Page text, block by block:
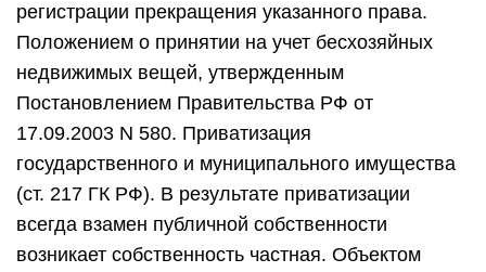
регистрации прекращения указанного права.
Положением о принятии на учет бесхозяйных
недвижимых вещей, утвержденным
Постановлением Правительства РФ от
17.09.2003 N 580. Приватизация
государственного и муниципального имущества
(ст. 217 ГК РФ). В результате приватизации
всегда взамен публичной собственности
возникает собственность частная. Объектом